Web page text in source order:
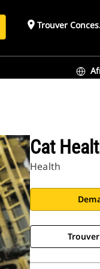
place Trouver
Cat
Health